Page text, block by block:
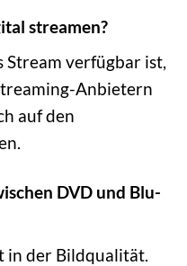
streamen?
Stream verfügbar ist,
Anbietern
auf den
DVD und Blu-
in der Bildqualität.